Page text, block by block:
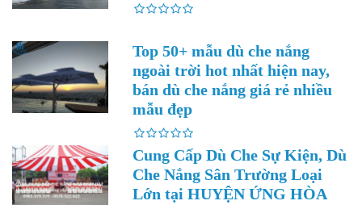
Top 50+ mẫu dù che nắng
ngoài trời hot nhất hiện nay,
bán dù che nắng giá rẻ nhiều
mẫu đẹp
Cung Cấp Dù Che Sự Kiện, Dù
Che Nắng Sân Trường Loại
Lớn tại HUYỆN ỨNG HÒA